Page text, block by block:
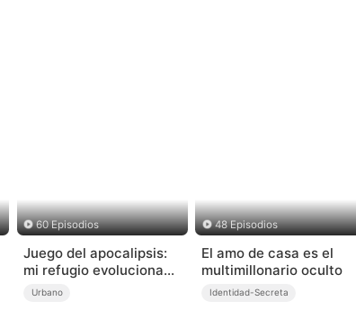
60 Episodios
Juego del apocalipsis:
mi refugio evoluciona
sin límites
Urbano
48 Episodios
El amo de casa es el
multimillonario oculto
Identidad-Secreta